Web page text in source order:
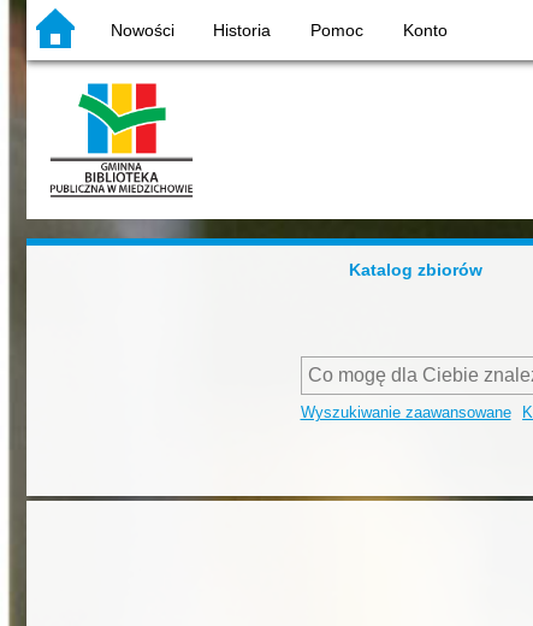
Nowości Historia Pomoc Konto
Katalog zbiorów
Wyszukiwanie zaawansowane